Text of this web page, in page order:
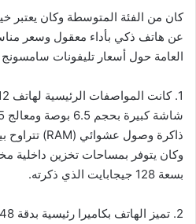
كان من الفئة المتوسطة وكان يعتبر
عن هاتف ذكي بأداء معقول وسعر
العامة حول أسعار تليفونات سامسونج a12:
وكان يتوفر بمساحات تخزين داخلية
بسعة 128 جيجابايت الذي ذكرته.